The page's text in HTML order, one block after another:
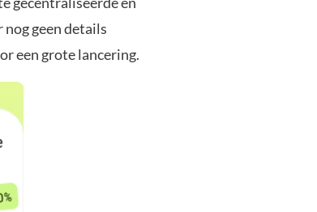
geen details
een grote lancering.